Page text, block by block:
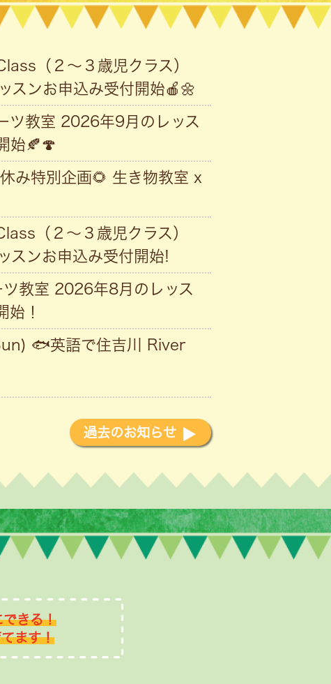
（２〜３歳児クラス）
スンお申込み受付開始🍎🌼
ツ教室 2026年9月のレッス
始🍂🍄
み特別企画🌻 生き物教室 x
（２〜３歳児クラス）
スンお申込み受付開始!
教室 2026年8月のレッス
始！
🐟英語で住吉川 River
過去のお知らせ
きる！
ます！